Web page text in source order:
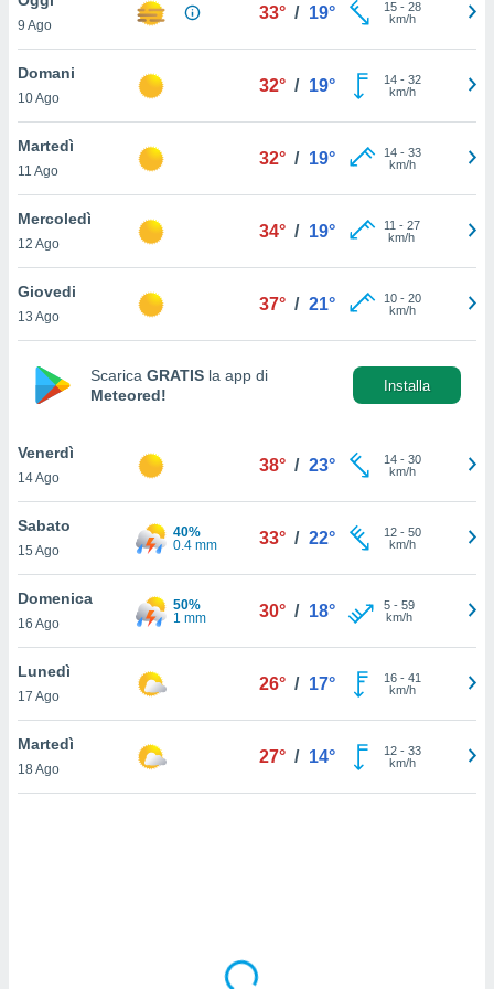
è
al sito
di
ci
di
il
un
la
nella
cookie
il tuo
in
a piè
del
9 Ago
33° / 19° 15- 28
km/h
Domani
10 Ago
32° / 19° 14- 32
km/h
Martedì
11 Ago
32° / 19° 14- 33
km/h
Mercoledì
12 Ago
34° / 19° 11 - 27
km/h
Giovedi
13 Ago
37° / 21° 10- 20
km/h
Scarica GRATIS la app di
Meteored!
Installa
Venerdì
14 Ago
38° / 23° 14- 30
km/h
Sabato
15 Ago
40%
0.4 mm
33° / 22° 12- 50
km/h
Domenica
16 Ago
50%
1 mm
30° / 18° 5- 59
km/h
Lunedì
17 Ago
26° / 17° 16- 41
km/h
Martedì
18 Ago
27° / 14° 12- 33
km/h